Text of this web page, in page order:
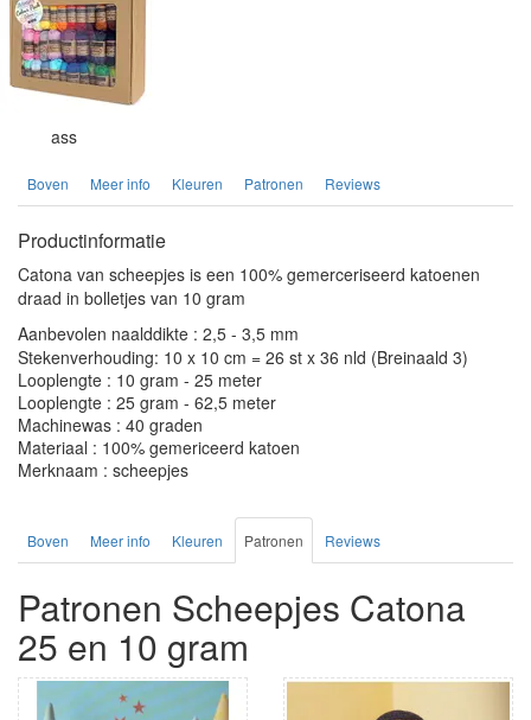
ass
Boven Meer info Kleuren Patronen Reviews
Productinformatie
Catona van scheepjes is een 100% gemerceriseerd katoenen
draad in bolletjes van 10 gram
Aanbevolen naalddikte : 2,5 - 3,5 mm
Stekenverhouding: 10 x 10 cm = 26 st x 36 nld (Breinaald 3)
Looplengte : 10 gram - 25 meter
Looplengte : 25 gram - 62,5 meter
Machinewas : 40 graden
Materiaal : 100% gemericeerd katoen
Merknaam : scheepjes
Boven Meer info Kleuren Patronen Reviews
Patronen Scheepjes Catona
25 en 10 gram